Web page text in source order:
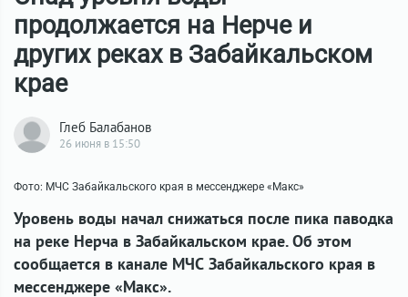
продолжается на Нерче и
других реках в Забайкальском
крае
Глеб Балабанов
26 июня в 15:50
Фото: МЧС Забайкальского края в мессенджере «Макс»
Уровень воды начал снижаться после пика паводка
на реке Нерча в Забайкальском крае. Об этом
сообщается в канале МЧС Забайкальского края в
мессенджере «Макс».